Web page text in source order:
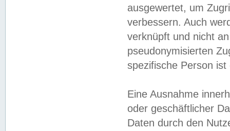
ausgewertet, um
verbessern. Auch
verknüpft und nicht
pseudonymisierten
spezifische Person
Eine Ausnahme
oder geschäftlicher
Daten durch den